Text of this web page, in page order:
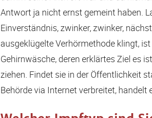
Antwort ja nicht ernst gemeint haben.
Einverständnis, zwinker, zwinker,
ausgeklügelte Verhörmethode klingt,
Gehirnwäsche, deren erklärtes Ziel es
ziehen. Findet sie in der Öffentlichkeit
Behörde via Internet verbreitet, handelt